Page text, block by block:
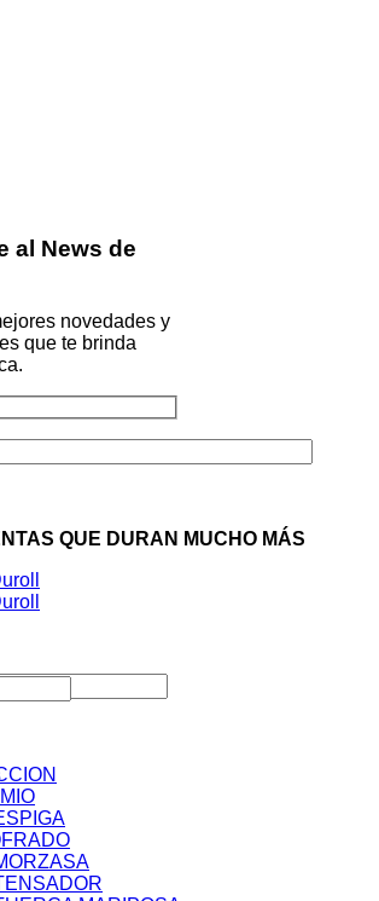
al News de
novedades y
que te brinda
QUE DURAN MUCHO MÁS